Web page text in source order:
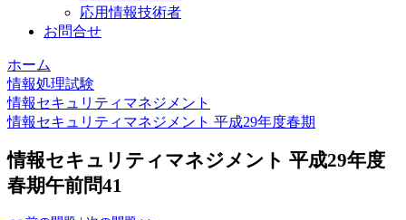
応用情報技術者
お問合せ
ホーム
情報処理試験
情報セキュリティマネジメント
情報セキュリティマネジメント 平成29年度春期
情報セキュリティマネジメント 平成29年度
春期午前問41